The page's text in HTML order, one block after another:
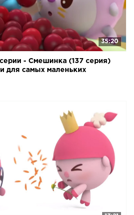
35:20
- Смешинка (137 серия)
для самых маленьких